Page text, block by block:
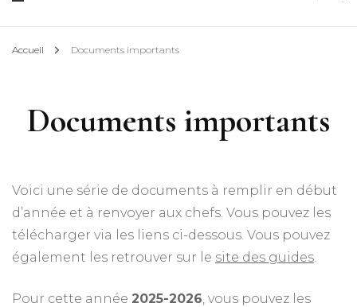
Accueil Documents importants
Documents importants
Voici une série de documents à remplir en début
d’année et à renvoyer aux chefs. Vous pouvez les
télécharger via les liens ci-dessous. Vous pouvez
également les retrouver sur le site des guides.
Pour cette année 2025-2026, vous pouvez les